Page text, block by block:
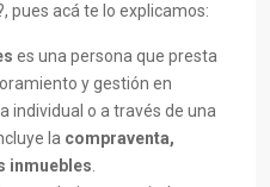
pues acá te lo explicamos:
es una persona que presta
y gestión en
individual o a través de una
la compraventa,
inmuebles